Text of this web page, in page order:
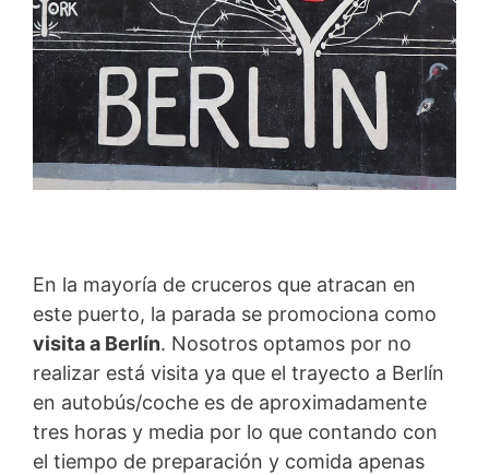
En la mayoría de cruceros que atracan en
este puerto, la parada se promociona como
visita a Berlín. Nosotros optamos por no
realizar está visita ya que el trayecto a Berlín
en autobús/coche es de aproximadamente
tres horas y media por lo que contando con
el tiempo de preparación y comida apenas